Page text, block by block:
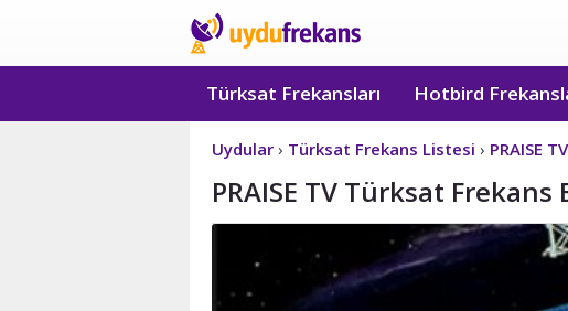
Türksat Frekansları Hotbird
Uydular › Türksat Frekans Listesi › PRAISE
PRAISE TV Türksat Frekans